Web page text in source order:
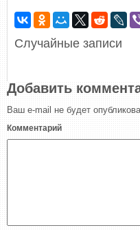
Случайные записи
Добавить
Ваш e-mail не будет
Комментарий